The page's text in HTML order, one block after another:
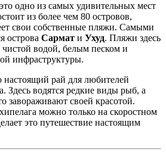
одно из самых удивительных мест
из более чем 80 островов,
свои собственные пляжи. Самыми
острова Сармат и Ухуд. Пляжи здесь
чистой водой, белым песком и
инфраструктуры.
рай для любителей
Здесь водятся редкие виды рыб, а
завораживают своей красотой.
можно только на скоростном
это путешествие настоящим